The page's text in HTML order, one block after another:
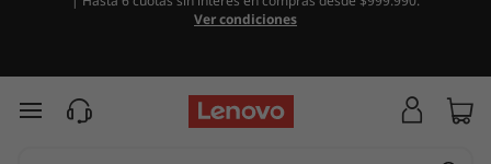
h
Ver condiciones
Ir al contenido principal